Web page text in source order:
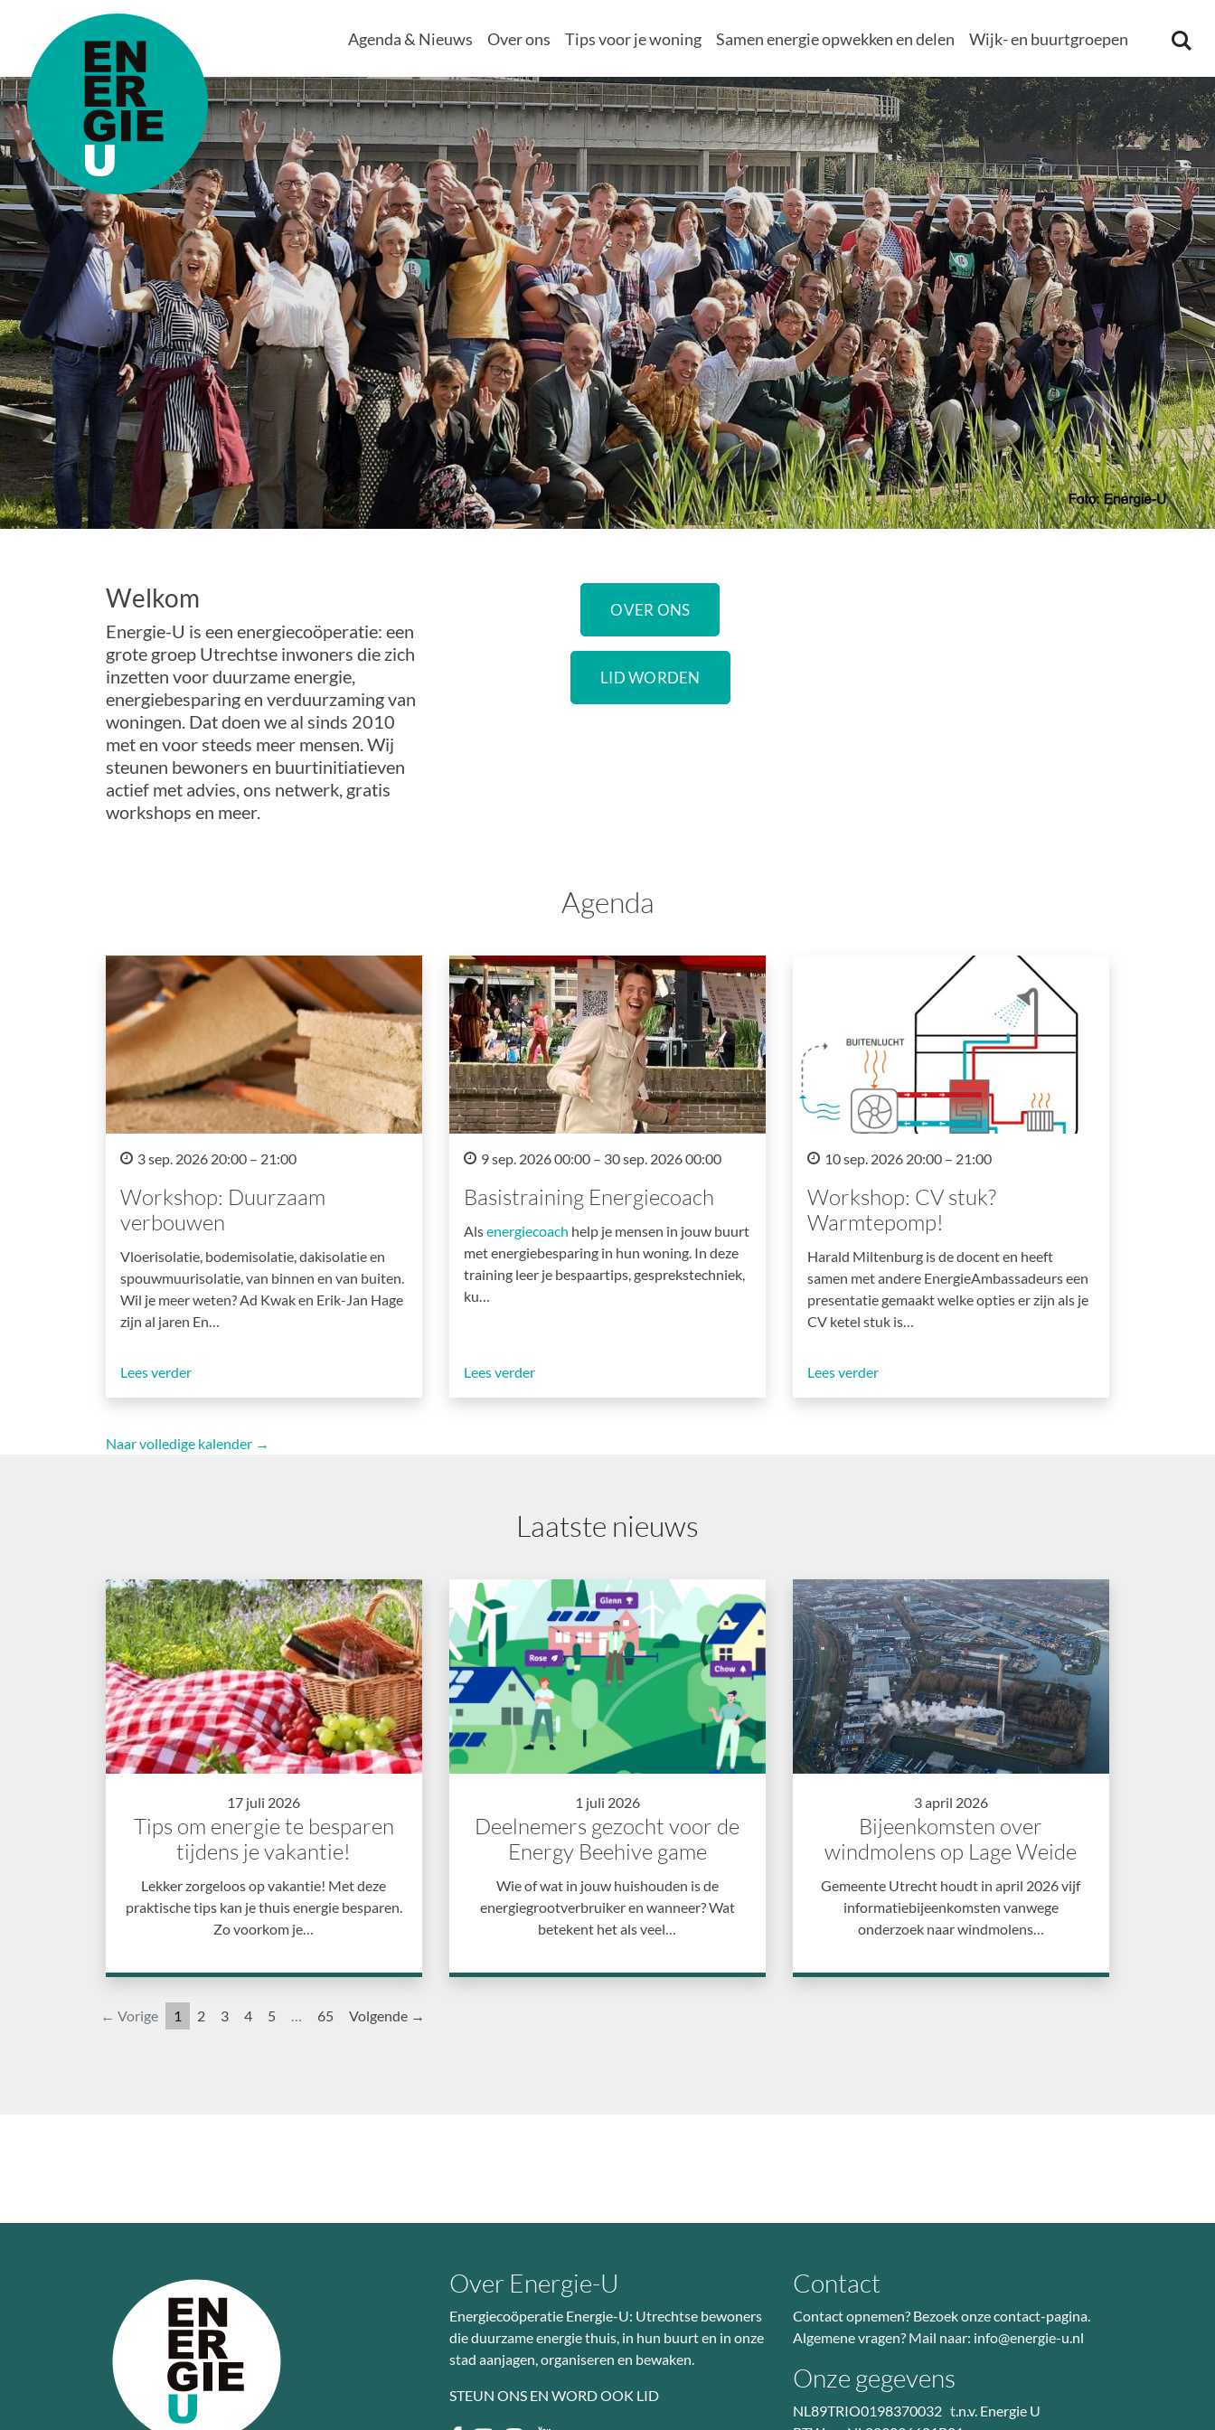
Agenda & Nieuws Over ons Tips voor je woning Samen energie opwekken en delen Wijk- en buurtgroepen
Welkom
Energie-U is een energiecoöperatie: een
grote groep Utrechtse inwoners die zich
inzetten voor duurzame energie,
energiebesparing en verduurzaming van
woningen. Dat doen we al sinds 2010
met en voor steeds meer mensen. Wij
steunen bewoners en buurtinitiatieven
actief met advies, ons netwerk, gratis
workshops en meer.
OVER ONS
LID WORDEN
Agenda
3 sep. 2026 20:00 – 21:00
Workshop: Duurzaam
verbouwen
Vloerisolatie, bodemisolatie, dakisolatie en
spouwmuurisolatie, van binnen en van buiten.
Wil je meer weten? Ad Kwak en Erik-Jan Hage
zijn al jaren En…
Lees verder
9 sep. 2026 00:00 – 30 sep. 2026 00:00
Basistraining Energiecoach
Alsenergiecoach help je mensen in jouw buurt
met energiebesparing in hun woning. In deze
training leer je bespaartips, gesprekstechniek,
ku…
Lees verder
10 sep. 2026 20:00 – 21:00
Workshop: CV stuk?
Warmtepomp!
Harald Miltenburg is de docent en heeft
samen met andere EnergieAmbassadeurs een
presentatie gemaakt welke opties er zijn als je
CV ketel stuk is…
Lees verder
Naar volledige kalender →
Laatste nieuws
17 juli 2026
Tips om energie te besparen
tijdens je vakantie!
Lekker zorgeloos op vakantie! Met deze
praktische tips kan je thuis energie besparen.
Zo voorkom je…
1 juli 2026
Deelnemers gezocht voor de
Energy Beehive game
Wie of wat in jouw huishouden is de
energiegrootverbruiker en wanneer? Wat
betekent het als veel…
3 april 2026
Bijeenkomsten over
windmolens op Lage Weide
Gemeente Utrecht houdt in april 2026 vijf
informatiebijeenkomsten vanwege
onderzoek naar windmolens…
← Vorige 1 2 3 4 5 … 65 Volgende →
Over Energie-U
Energiecoöperatie Energie-U: Utrechtse bewoners
die duurzame energie thuis, in hun buurt en in onze
stad aanjagen, organiseren en bewaken.
STEUN ONS EN WORD OOK LID
Contact
Contact opnemen? Bezoekonze contact-pagina.
Algemene vragen? Mail naar: info@energie-u.nl
Onze gegevens
NL89TRIO0198370032 t.n.v. Energie U